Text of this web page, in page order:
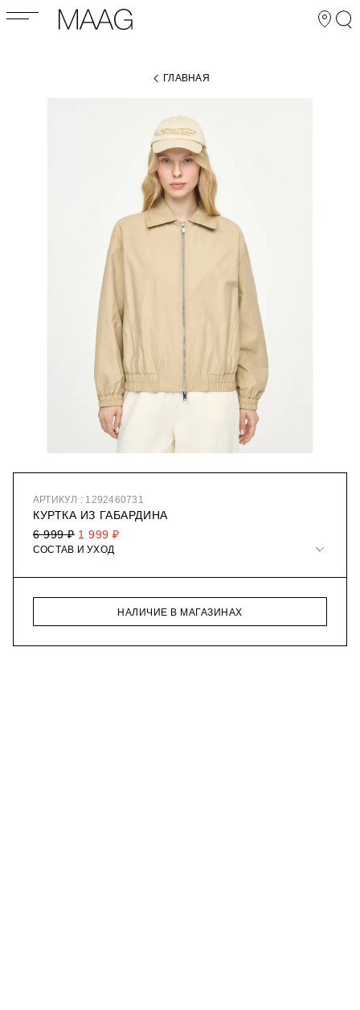
ГЛАВНАЯ
АРТИКУЛ : 1292460731
КУРТКА ИЗ ГАБАРДИНА
1 999 ₽
6 999 ₽
СОСТАВ И УХОД
НАЛИЧИЕ В МАГАЗИНАХ